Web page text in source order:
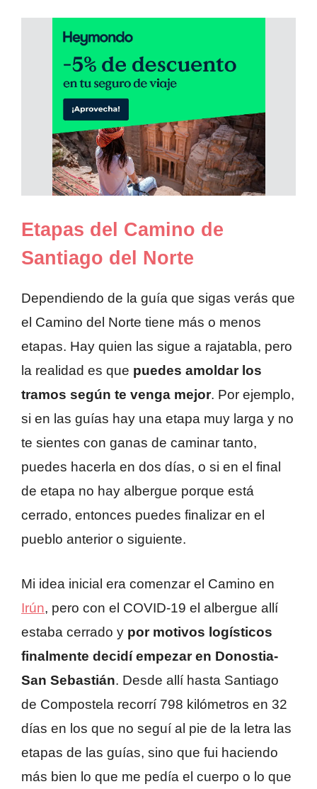
Etapas del Camino de
Santiago del Norte
Dependiendo de la guía que sigas verás que
el Camino del Norte tiene más o menos
etapas. Hay quien las sigue a rajatabla, pero
la realidad es que puedes amoldar los
tramos según te venga mejor. Por ejemplo,
si en las guías hay una etapa muy larga y no
te sientes con ganas de caminar tanto,
puedes hacerla en dos días, o si en el final
de etapa no hay albergue porque está
cerrado, entonces puedes finalizar en el
pueblo anterior o siguiente.
Mi idea inicial era comenzar el Camino en
Irún, pero con el COVID-19 el albergue allí
estaba cerrado y por motivos logísticos
finalmente decidí empezar en Donostia-
San Sebastián. Desde allí hasta Santiago
de Compostela recorrí 798 kilómetros en 32
días en los que no seguí al pie de la letra las
etapas de las guías, sino que fui haciendo
más bien lo que me pedía el cuerpo o lo que